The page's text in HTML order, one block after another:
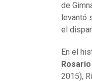
de
levantó
el
En el
2015),